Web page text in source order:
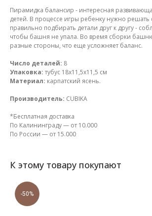
Пирамидка балансир - интересная
детей. В процессе игры ребенку нужно решать
правильно подбирать детали друг к другу -
чтобы башня не упала. Во время сборки
разные стороны, что еще усложняет баланс.
Число деталей: 8
Упаковка: тубус 18х11,5х11,5 см
Материал: карпатский ясень.
Производитель: CUBIKA
*Бесплатная доставка
По Калининграду — от 10.000
По России — от 15.000
К этому товару покупают
-50%